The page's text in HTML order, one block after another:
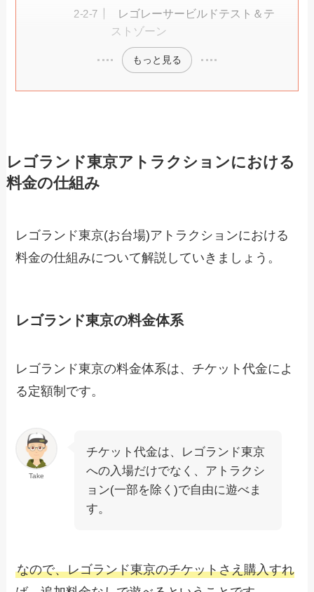
レゴレーサービルドテスト＆テ
ストゾーン
もっと見る
レゴランド東京アトラクションにおける
料金の仕組み
レゴランド東京(お台場)アトラクションにおける
料金の仕組みについて解説していきましょう。
レゴランド東京の料金体系
レゴランド東京の料金体系は、チケット代金によ
る定額制です。
Take
チケット代金は、レゴランド東京
への入場だけでなく、アトラクシ
ョン(一部を除く)で自由に遊べま
す。
なので、レゴランド東京のチケットさえ購入すれ